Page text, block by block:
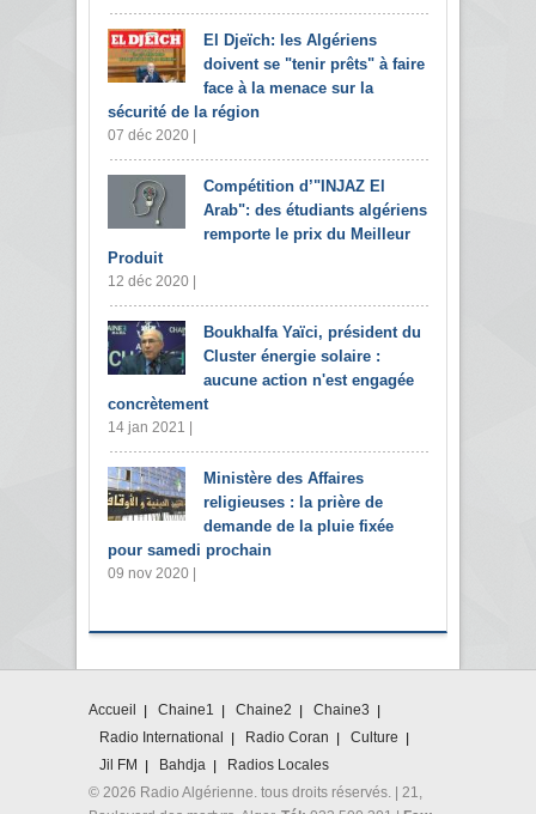
El Djeïch: les Algériens
doivent se "tenir prêts" à faire
face à la menace sur la
sécurité de la région
07 déc 2020 |
Compétition d’"INJAZ El
Arab": des étudiants algériens
remporte le prix du Meilleur
Produit
12 déc 2020 |
Boukhalfa Yaïci, président du
Cluster énergie solaire :
aucune action n'est engagée
concrètement
14 jan 2021 |
Ministère des Affaires
religieuses : la prière de
demande de la pluie fixée
pour samedi prochain
09 nov 2020 |
Accueil Chaine1 Chaine2
Chaine3
Radio International
Radio Coran
Culture
Jil FM
Bahdja
Radios Locales
© 2026 Radio Algérienne. tous droits réservés. | 21,